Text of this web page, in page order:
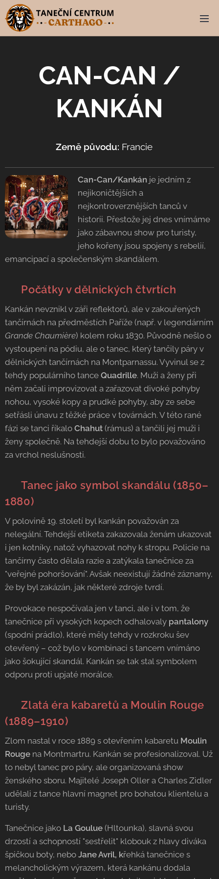
CAN-CAN /
KANKÁN
Země původu: Francie
Can-Can/Kankán je jedním z
nejikoničtějších a
nejkontroverznějších tanců v
historii. Přestože jej dnes vnímáme
jako zábavnou show pro turisty,
jeho kořeny jsou spojeny s rebelií,
emancipací a společenským skandálem.
🇫🇷 Počátky v dělnických čtvrtích
Kankán nevznikl v záři reflektorů, ale v zakouřených
tančírnách na předměstích Paříže (např. v legendárním
Grande Chaumière) kolem roku 1830. Původně nešlo o
vystoupení na pódiu, ale o tanec, který tančily páry v
dělnických tančírnách na Montparnassu. Vyvinul se z
tehdy populárního tance Quadrille. Muži a ženy při
něm začali improvizovat a zařazovat divoké pohyby
nohou, vysoké kopy a prudké pohyby, aby ze sebe
setřásli únavu z těžké práce v továrnách. V této rané
fázi se tanci říkalo Chahut (rámus) a tančili jej muži i
ženy společně. Na tehdejší dobu to bylo považováno
za vrchol neslušnosti.
Tanec jako symbol skandálu (1850–
1880)
V polovině 19. století byl kankán považován za
nelegální. Tehdejší etiketa zakazovala ženám ukazovat
i jen kotníky, natož vyhazovat nohy k stropu. Policie na
tančírny často dělala razie a zatýkala tanečnice za
"veřejné pohoršování". Avšak neexistují žádné záznamy,
že by byl zakázán, jak některé zdroje tvrdí.
Provokace nespočívala jen v tanci, ale i v tom, že
tanečnice při vysokých kopech odhalovaly pantalony
(spodní prádlo), které měly tehdy v rozkroku šev
otevřený – což bylo v kombinaci s tancem vnímáno
jako šokující skandál. Kankán se tak stal symbolem
odporu proti upjaté morálce.
👯‍♀️ Zlatá éra kabaretů a Moulin Rouge
(1889–1910)
Zlom nastal v roce 1889 s otevřením kabaretu Moulin
Rouge na Montmartru. Kankán se profesionalizoval. Už
to nebyl tanec pro páry, ale organizovaná show
ženského sboru. Majitelé Joseph Oller a Charles Zidler
udělali z tance hlavní magnet pro bohatou klientelu a
turisty.
Tanečnice jako La Goulue (Hltounka), slavná svou
drzostí a schopností "sestřelit" klobouk z hlavy diváka
špičkou boty, nebo Jane Avril, křehká tanečnice s
melancholickým výrazem, která kankánu dodala